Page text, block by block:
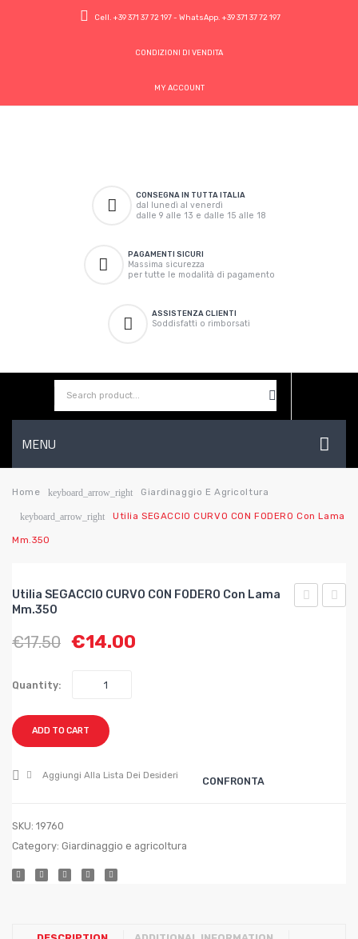
Cell. +39 371 37 72 197- WhatsApp. +39 371 37 72 197
CONDIZIONI DI VENDITA
MY ACCOUNT
CONSEGNA IN TUTTA ITALIA
dal lunedì al venerdì
dalle 9 alle 13 e dalle 15 alle 18
PAGAMENTI SICURI
Massima sicurezza
per tutte le modalità di pagamento
ASSISTENZA CLIENTI
Soddisfatti o rimborsati
MENU
HOME
AZIENDA
WISHLIST
Home keyboard_arrow_right Giardinaggio E Agricoltura
keyboard_arrow_right Utilia SEGACCIO CURVO CON FODERO Con Lama
Mm.350
Utilia SEGACCIO CURVO CON FODERO Con Lama
Mm.350
€17.50 €14.00
Quantity:
ADD TO CART
Aggiungi Alla Lista Dei Desideri CONFRONTA
SKU: 19760
Category: Giardinaggio e agricoltura